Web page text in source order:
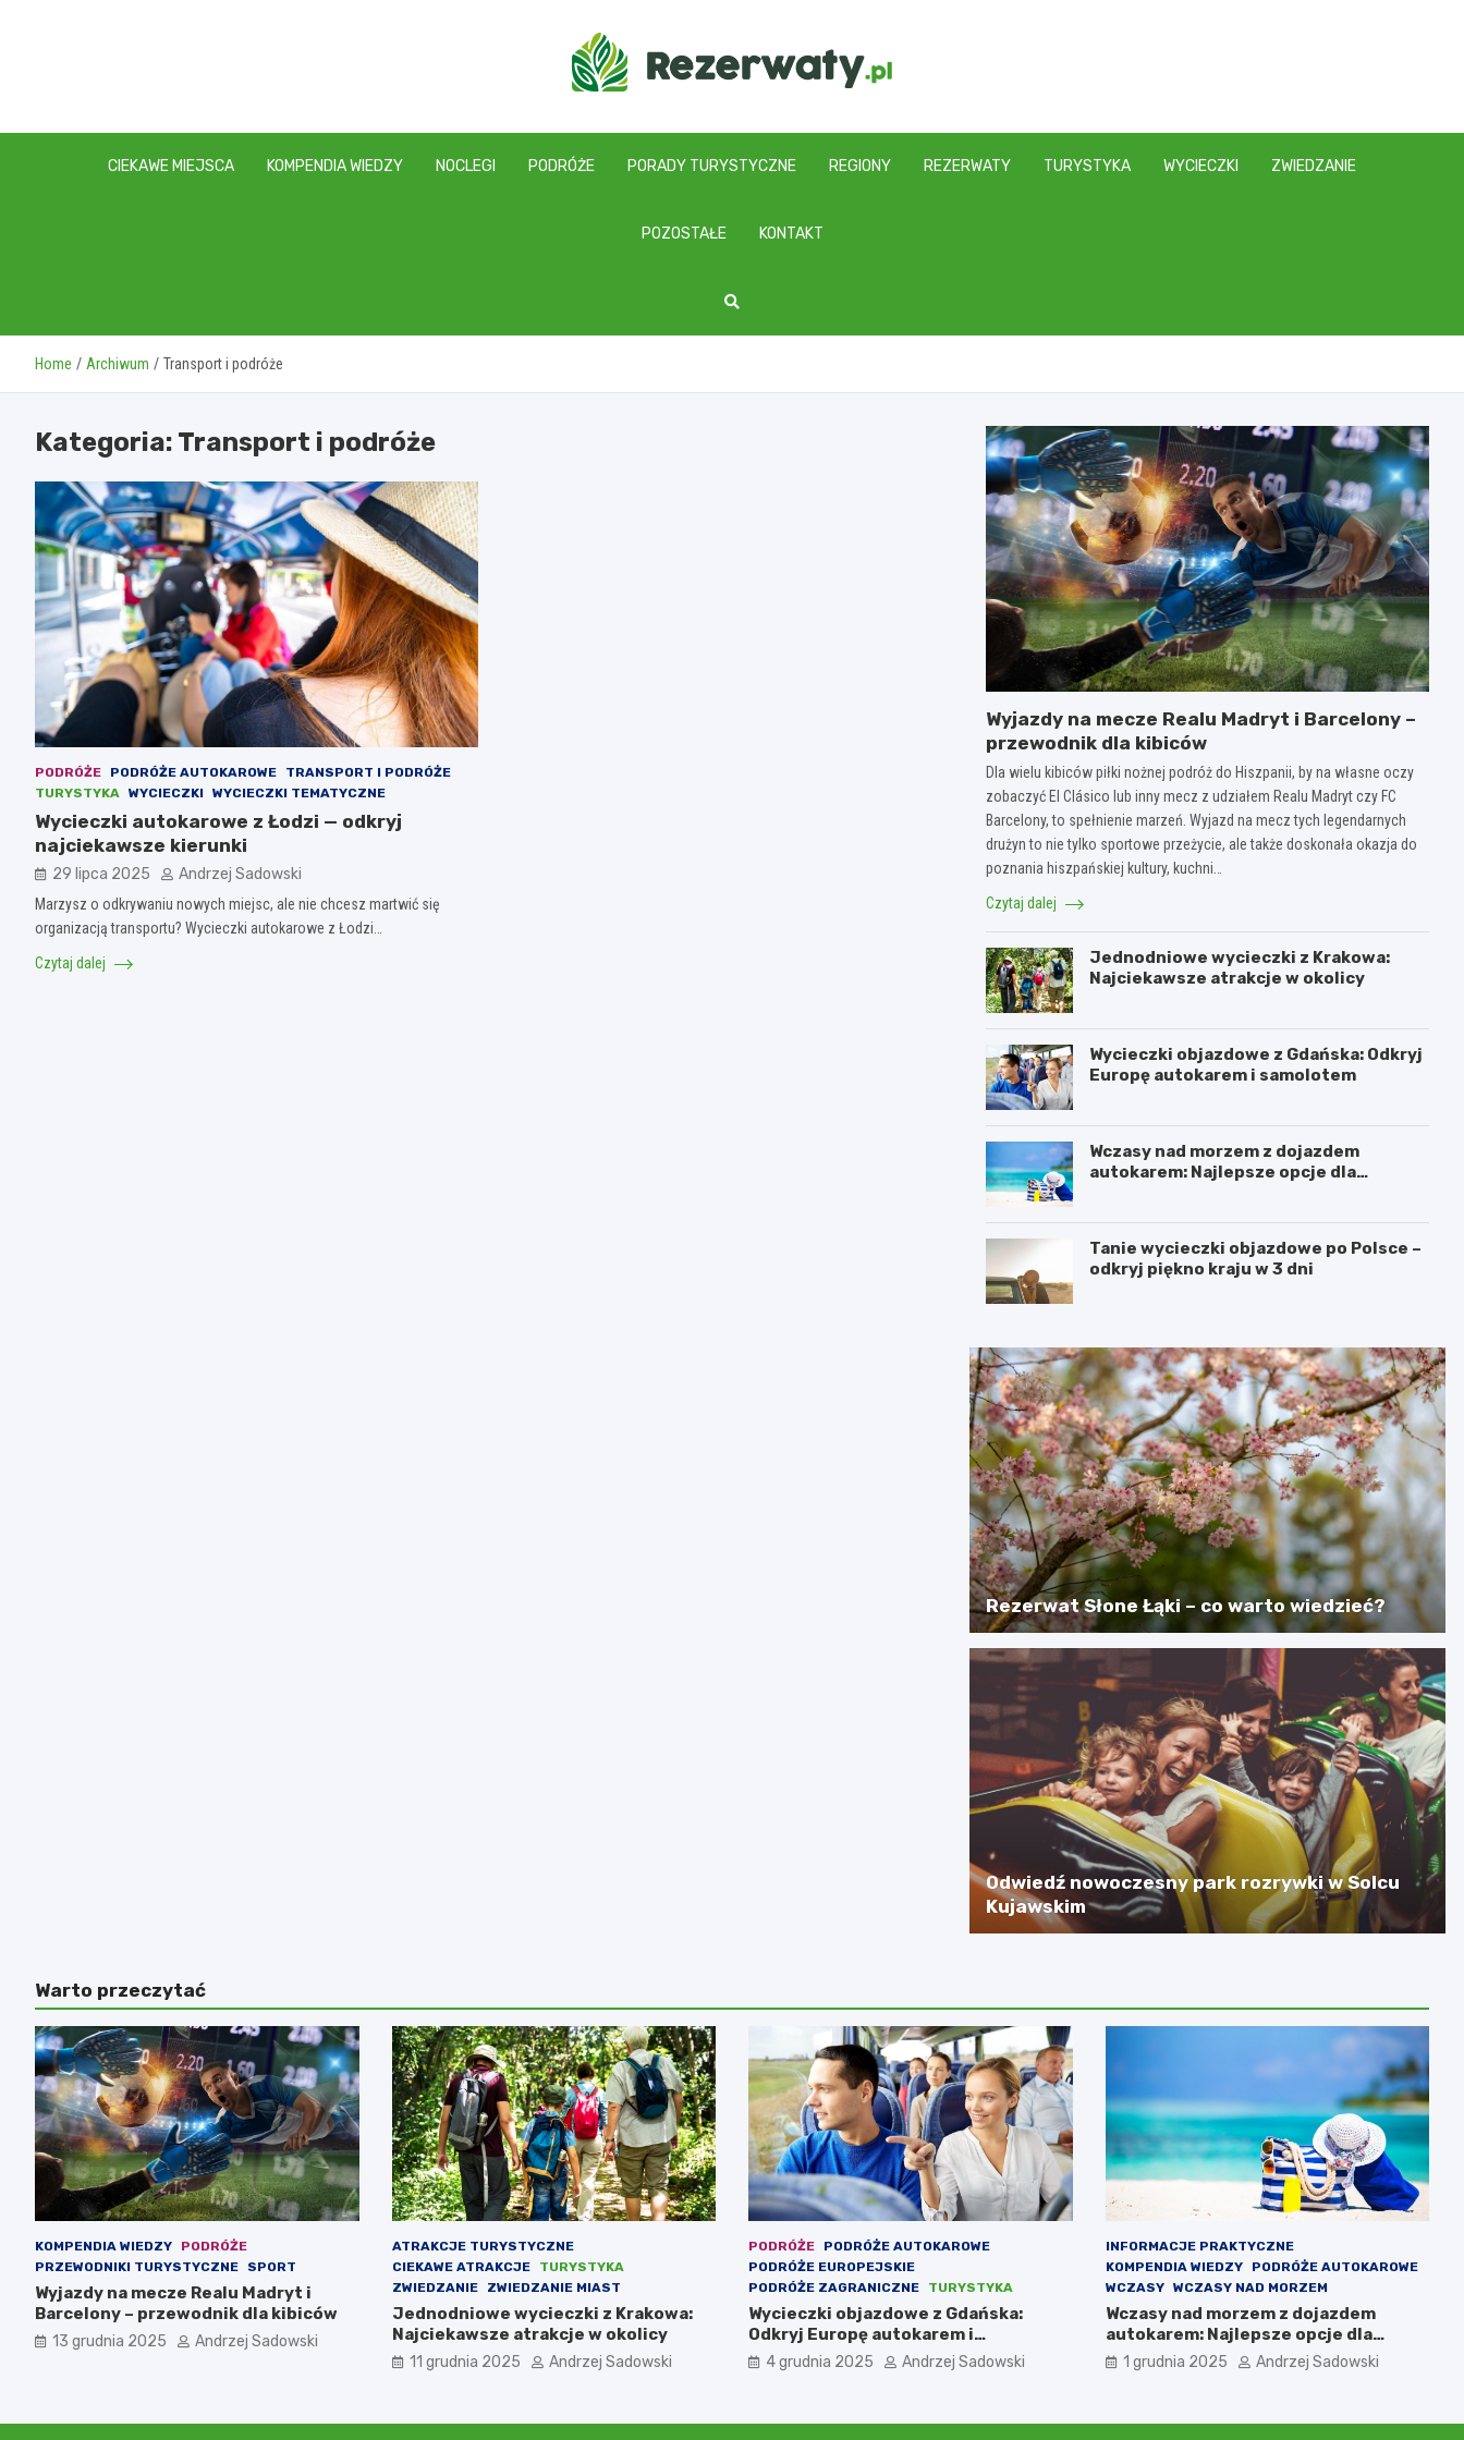
CIEKAWE MIEJSCA KOMPENDIA WIEDZY NOCLEGI PODRÓŻE PORADY TURYSTYCZNE REGIONY REZERWATY TURYSTYKA WYCIECZKI ZWIEDZANIE
POZOSTAŁE KONTAKT
Home Archiwum Transport i podróże
Kategoria: Transport i podróże
PODRÓŻE PODRÓŻE AUTOKAROWE
TRANSPORT I PODRÓŻE
TURYSTYKA WYCIECZKI WYCIECZKI TEMATYCZNE
Wycieczki autokarowe z Łodzi — odkryj
najciekawsze kierunki
29 lipca 2025 Andrzej Sadowski
Marzysz o odkrywaniu nowych miejsc, ale nie chcesz martwić się
organizacją transportu? Wycieczki autokarowe z Łodzi…
Czytaj dalej
Wyjazdy na mecze Realu Madryt i Barcelony –
przewodnik dla kibiców
Dla wielu kibiców piłki nożnej podróż do Hiszpanii, by na własne oczy
zobaczyć El Clásico lub inny mecz z udziałem Realu Madryt czy FC
Barcelony, to spełnienie marzeń. Wyjazd na mecz tych legendarnych
drużyn to nie tylko sportowe przeżycie, ale także doskonała okazja do
poznania hiszpańskiej kultury, kuchni…
Czytaj dalej
Jednodniowe wycieczki z Krakowa:
Najciekawsze atrakcje w okolicy
Wycieczki objazdowe z Gdańska: Odkryj
Europę autokarem i samolotem
Wczasy nad morzem z dojazdem
autokarem: Najlepsze opcje dla
Tanie wycieczki objazdowe po Polsce –
odkryj piękno kraju w 3 dni
Rezerwat Słone Łąki – co warto wiedzieć?
Odwiedź nowoczesny park rozrywki w Solcu
Kujawskim
Warto przeczytać
KOMPENDIA WIEDZY
PODRÓŻE
PRZEWODNIKI TURYSTYCZNE
SPORT
Wyjazdy na mecze Realu Madryt i
Barcelony – przewodnik dla kibiców
13 grudnia 2025 Andrzej Sadowski
ATRAKCJE TURYSTYCZNE
CIEKAWE ATRAKCJE
TURYSTYKA
ZWIEDZANIE
ZWIEDZANIE MIAST
Jednodniowe wycieczki z Krakowa:
Najciekawsze atrakcje w okolicy
11 grudnia 2025 Andrzej Sadowski
PODRÓŻE
PODRÓŻE AUTOKAROWE
PODRÓŻE EUROPEJSKIE
PODRÓŻE ZAGRANICZNE
TURYSTYKA
Wycieczki objazdowe z Gdańska:
Odkryj Europę autokarem i
samolotem
4 grudnia 2025 Andrzej Sadowski
INFORMACJE PRAKTYCZNE
KOMPENDIA WIEDZY
PODRÓŻE AUTOKAROWE
WCZASY
WCZASY NAD MORZEM
Wczasy nad morzem z dojazdem
autokarem: Najlepsze opcje dla
podróżujących z Katowic, Krakowa i
Wrocławia
1 grudnia 2025 Andrzej Sadowski